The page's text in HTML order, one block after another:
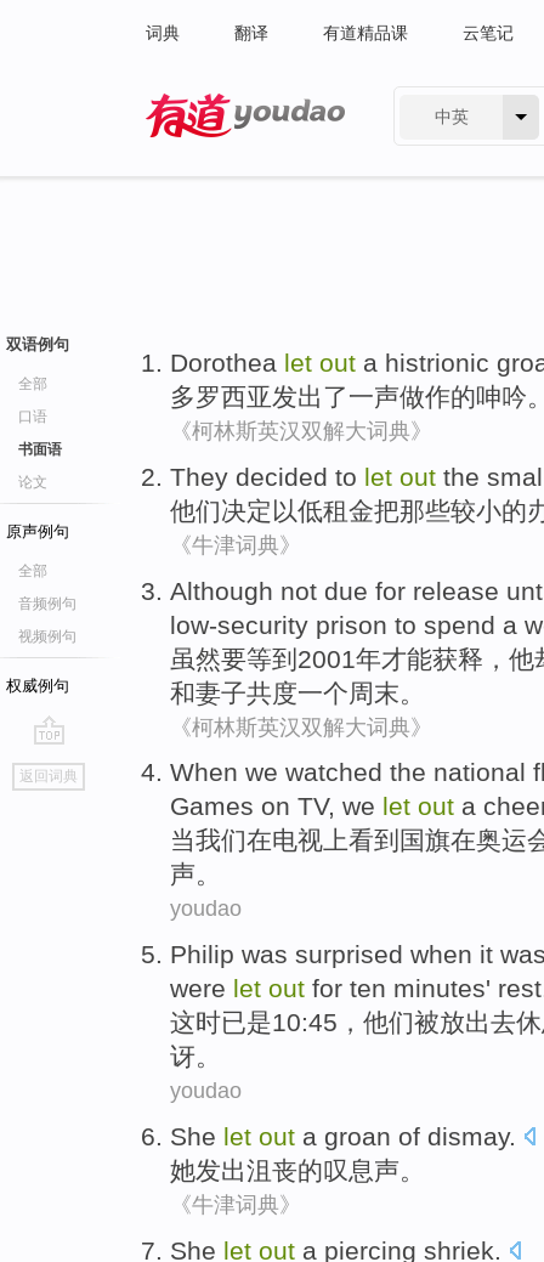
词典 翻译 有道精品课 云笔记
中英
双语例句
全部
口语
书面语
论文
原声例句
全部
音频例句
视频例句
权威例句
go
top
返回词典
Dorothea let out a histrionic
多罗西亚发出了一声做作的呻吟
《柯林斯英汉双解大词典》
They decided to let out the
他们决定 以低租金把那些较小的
《牛津词典》
Although not due for release
low-security prison to spend a
虽然要等到 2001年才能获释， 他
和妻子共度一个周末 。
《柯林斯英汉双解大词典》
When we watched the national
Games on TV, we let out a
当我们在电视 上看到 国旗在奥运
声。
youdao
Philip was surprised when it
were let out for ten minutes' rest
这时已是10:45， 他们被放出去
讶。
youdao
She let out a groan of dismay.
她发出沮丧的叹息声。
《牛津词典》
She let out a piercing shriek.